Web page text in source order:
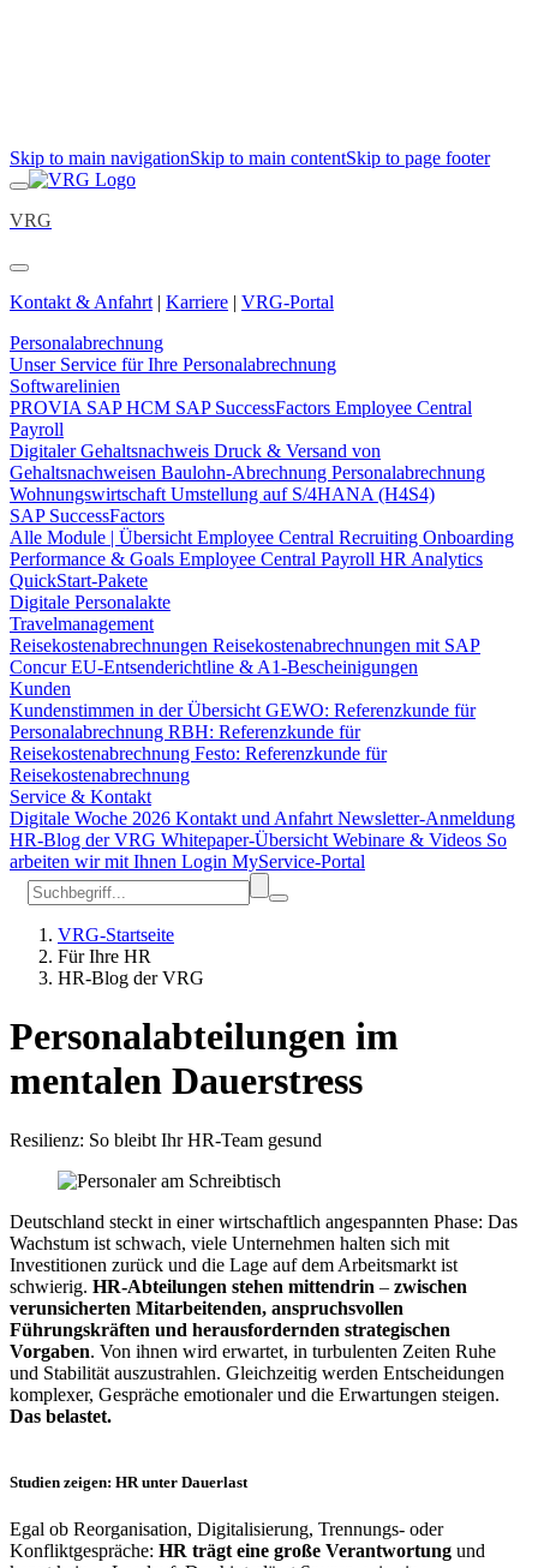
Skip to main navigationSkip to main contentSkip to page footer
VRG
Kontakt & Anfahrt | Karriere | VRG-Portal
Personalabrechnung
Unser Service für Ihre Personalabrechnung
Softwarelinien
PROVIA SAP HCM SAP SuccessFactors Employee Central
Payroll
Digitaler Gehaltsnachweis Druck & Versand von
Gehaltsnachweisen Baulohn-Abrechnung Personalabrechnung
Wohnungswirtschaft Umstellung auf S/4HANA (H4S4)
SAP SuccessFactors
Alle Module | Übersicht Employee Central Recruiting Onboarding
Performance & Goals Employee Central Payroll HR Analytics
QuickStart-Pakete
Digitale Personalakte
Travelmanagement
Reisekostenabrechnungen Reisekostenabrechnungen mit SAP
ConcurEU-Entsenderichtline & A1-Bescheinigungen
Kunden
Kundenstimmen in der Übersicht GEWO: Referenzkunde für
Personalabrechnung RBH: Referenzkunde für
Reisekostenabrechnung Festo: Referenzkunde für
Reisekostenabrechnung
Service & Kontakt
Digitale Woche 2026 Kontakt und Anfahrt Newsletter-Anmeldung
HR-Blog der VRG Whitepaper-Übersicht Webinare & Videos So
arbeiten wir mit Ihnen Login MyService-Portal
VRG-Startseite
Für Ihre HR
HR-Blog der VRG
Personalabteilungen im
mentalen Dauerstress
Resilienz: So bleibt Ihr HR-Team gesund
Deutschland steckt in einer wirtschaftlich angespannten Phase: Das
Wachstum ist schwach, viele Unternehmen halten sich mit
Investitionen zurück und die Lage auf dem Arbeitsmarkt ist
schwierig. HR-Abteilungen stehen mittendrin – zwischen
verunsicherten Mitarbeitenden, anspruchsvollen
Führungskräften und herausfordernden strategischen
Vorgaben. Von ihnen wird erwartet, in turbulenten Zeiten Ruhe
und Stabilität auszustrahlen. Gleichzeitig werden Entscheidungen
komplexer, Gespräche emotionaler und die Erwartungen steigen.
Das belastet.
Studien zeigen: HR unter Dauerlast
Egal ob Reorganisation, Digitalisierung, Trennungs- oder
Konfliktgespräche: HR trägt eine große Verantwortung und